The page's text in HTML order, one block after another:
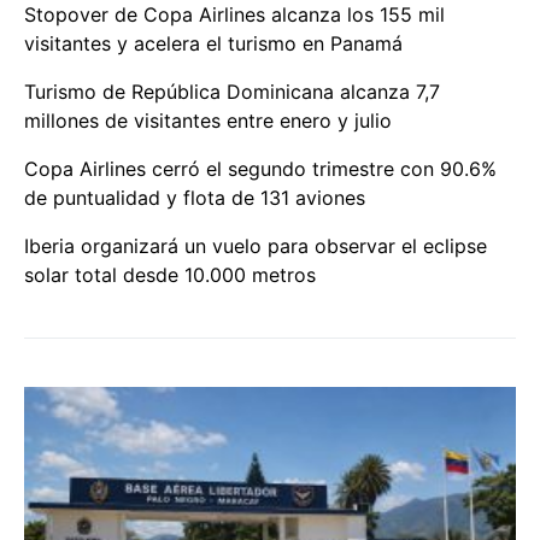
Stopover de Copa Airlines alcanza los 155 mil
visitantes y acelera el turismo en Panamá
Turismo de República Dominicana alcanza 7,7
millones de visitantes entre enero y julio
Copa Airlines cerró el segundo trimestre con 90.6%
de puntualidad y flota de 131 aviones
Iberia organizará un vuelo para observar el eclipse
solar total desde 10.000 metros